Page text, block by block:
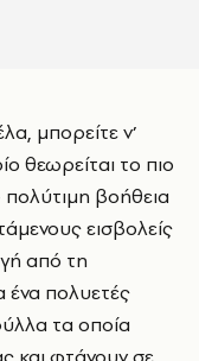
θεωρείται το πιο
βοήθεια
εισβολείς
από τη
ένα πολυετές
τα οποία